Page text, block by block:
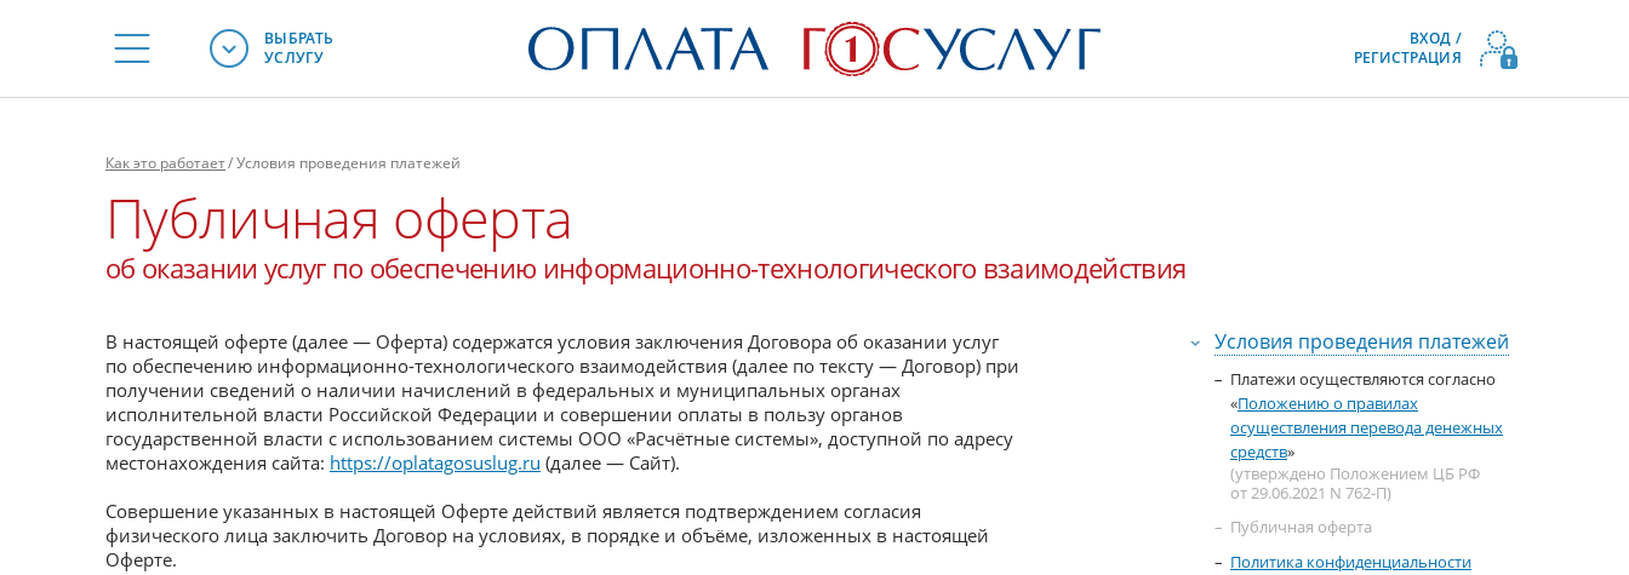
ВЫБРАТЬ
УСЛУГУ
ВХОД /
РЕГИСТРАЦИЯ
Как это работает/Условия проведения платежей
Публичная оферта
об оказании услуг по обеспечению информационно-технологического взаимодействия
В настоящей оферте (далее — Оферта) содержатся условия заключения Договора об оказании услуг
по обеспечению информационно-технологического взаимодействия (далее по тексту — Договор) при
получении сведений о наличии начислений в федеральных и муниципальных органах
исполнительной власти Российской Федерации и совершении оплаты в пользу органов
государственной власти с использованием системы ООО «Расчётные системы», доступной по адресу
местонахождения сайта: https://oplatagosuslug.ru (далее — Сайт).
Совершение указанных в настоящей Оферте действий является подтверждением согласия
физического лица заключить Договор на условиях, в порядке и объёме, изложенных в настоящей
Оферте.
Условия проведения платежей
Платежи осуществляются согласно
«Положению о правилах
осуществления перевода денежных
средств»
(утверждено Положением ЦБ РФ
от 29.06.2021 N 762-П)
Публичная оферта
Политика конфиденциальности